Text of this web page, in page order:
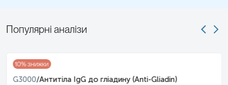
Популярні аналізи
10% знижки
G3000/Антитіла IgG до гліадину (Anti-Gliadin)